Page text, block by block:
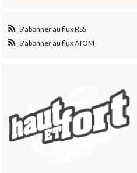
S'abonner au flux RSS
S'abonner au flux ATOM